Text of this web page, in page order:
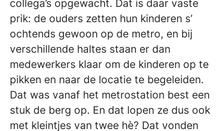
collega’s opgewacht. Dat is daar vaste
prik: de ouders zetten hun kinderen s’
ochtends gewoon op de metro, en bij
verschillende haltes staan er dan
medewerkers klaar om de kinderen op te
pikken en naar de locatie te begeleiden.
Dat was vanaf het metrostation best een
stuk de berg op. En dat lopen ze dus ook
met kleintjes van twee hè? Dat vonden